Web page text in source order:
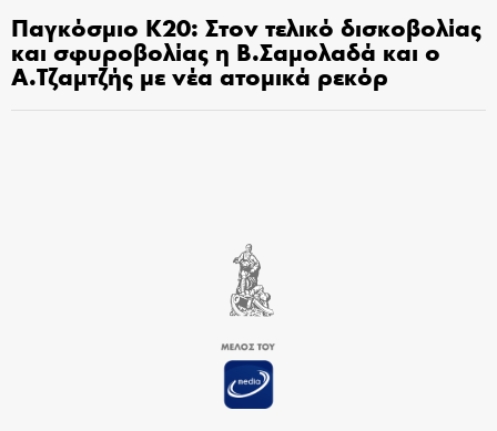
Παγκόσμιο Κ20: Στον τελικό δισκοβολίας
και σφυροβολίας η Β.Σαμολαδά και ο
Α.Τζαμτζής με νέα ατομικά ρεκόρ